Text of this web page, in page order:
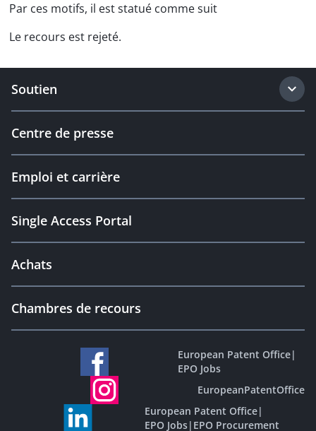
Par ces motifs, il est statué comme suit
Le recours est rejeté.
Soutien
Centre de presse
Emploi et carrière
Single Access Portal
Achats
Chambres de recours
European Patent Office|
EPO Jobs
EuropeanPatentOffice
European Patent Office|
EPO Jobs| EPO Procurement